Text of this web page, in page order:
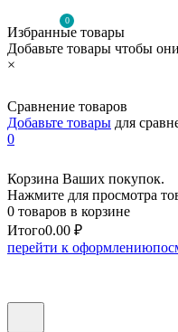
0
Избранные товары
Добавьте товары чтобы
×
Сравнение товаров
Добавьте товары для
0
Корзина Ваших покупок.
Нажмите для просмотра
0 товаров в корзине
Итого0.00 ₽
перейти к оформлению